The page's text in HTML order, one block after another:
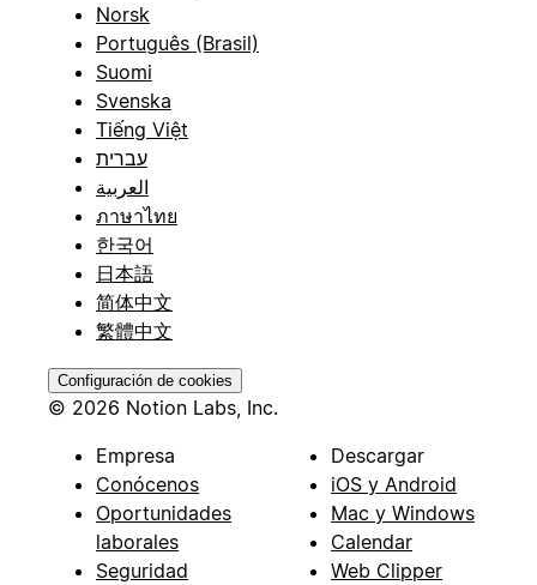
Norsk
Português (Brasil)
Suomi
Svenska
Tiếng Việt
עברית
العربية
ภาษาไทย
한국어
日本語
简体中文
繁體中文
Configuración de cookies
© 2026 Notion Labs, Inc.
Empresa
Conócenos
Oportunidades
laborales
Seguridad
Descargar
iOS y Android
Mac y Windows
Calendar
Web Clipper